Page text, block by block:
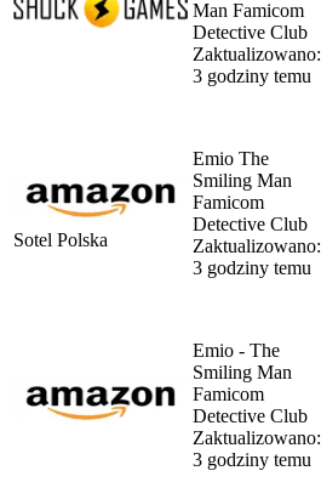
Man Famicom
Detective Club
Zaktualizowano:
3 godziny temu
Sotel Polska
Emio The
Smiling Man
Famicom
Detective Club
Zaktualizowano:
3 godziny temu
Emio - The
Smiling Man
Famicom
Detective Club
Zaktualizowano:
3 godziny temu